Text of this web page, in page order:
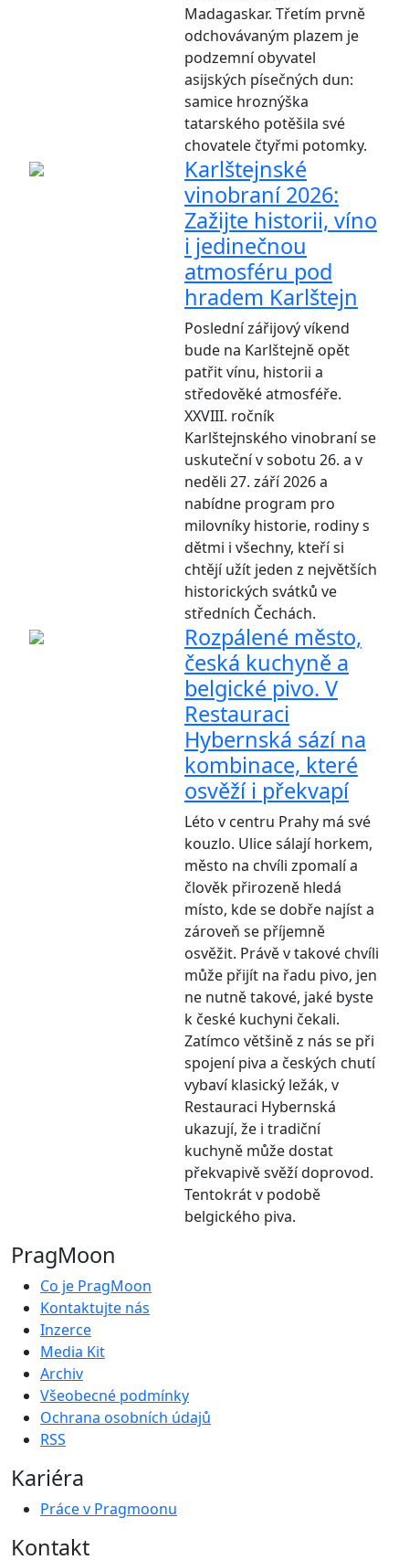
Madagaskar. Třetím prvně
odchovávaným plazem je
podzemní obyvatel
asijských písečných dun:
samice hroznýška
tatarského potěšila své
chovatele čtyřmi potomky.
Karlštejnské
vinobraní 2026:
Zažijte historii, víno
i jedinečnou
atmosféru pod
hradem Karlštejn
Poslední zářijový víkend
bude na Karlštejně opět
patřit vínu, historii a
středověké atmosféře.
XXVIII. ročník
Karlštejnského vinobraní se
uskuteční v sobotu 26. a v
neděli 27. září 2026 a
nabídne program pro
milovníky historie, rodiny s
dětmi i všechny, kteří si
chtějí užít jeden z největších
historických svátků ve
středních Čechách.
Rozpálené město,
česká kuchyně a
belgické pivo. V
Restauraci
Hybernská sází na
kombinace, které
osvěží i překvapí
Léto v centru Prahy má své
kouzlo. Ulice sálají horkem,
město na chvíli zpomalí a
člověk přirozeně hledá
místo, kde se dobře najíst a
zároveň se příjemně
osvěžit. Právě v takové chvíli
může přijít na řadu pivo, jen
ne nutně takové, jaké byste
k české kuchyni čekali.
Zatímco většině z nás se při
spojení piva a českých chutí
vybaví klasický ležák, v
Restauraci Hybernská
ukazují, že i tradiční
kuchyně může dostat
překvapivě svěží doprovod.
Tentokrát v podobě
belgického piva.
PragMoon
Co je PragMoon
Kontaktujte nás
Inzerce
Media Kit
Archiv
Všeobecné podmínky
Ochrana osobních údajů
RSS
Kariéra
Práce v Pragmoonu
Kontakt